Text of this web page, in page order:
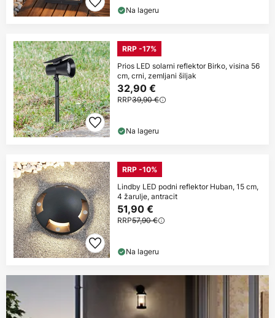
Na lageru
RRP -17%
Prios LED solarni reflektor Birko, visina 56
cm, crni, zemljani šiljak
32,90 €
RRP39,90 €
Na lageru
RRP -10%
Lindby LED podni reflektor Huban, 15 cm,
4 žarulje, antracit
51,90 €
RRP57,90 €
Na lageru